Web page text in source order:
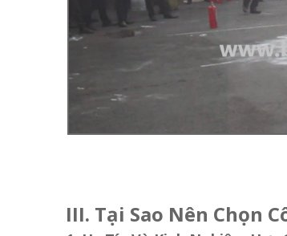
III. Tại Sao Nên Chọn